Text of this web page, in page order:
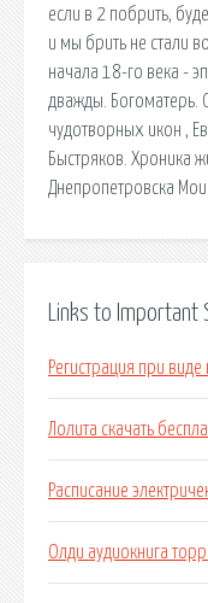
если в 2 побрить,
и мы брить не стали
начала 18-го века -
дважды. Богоматерь.
чудотворных икон ,
Быстряков. Хроника
Днепропетровска
Links to Important
Регистрация при
Лолита скачать
Расписание
Олди аудиокнига